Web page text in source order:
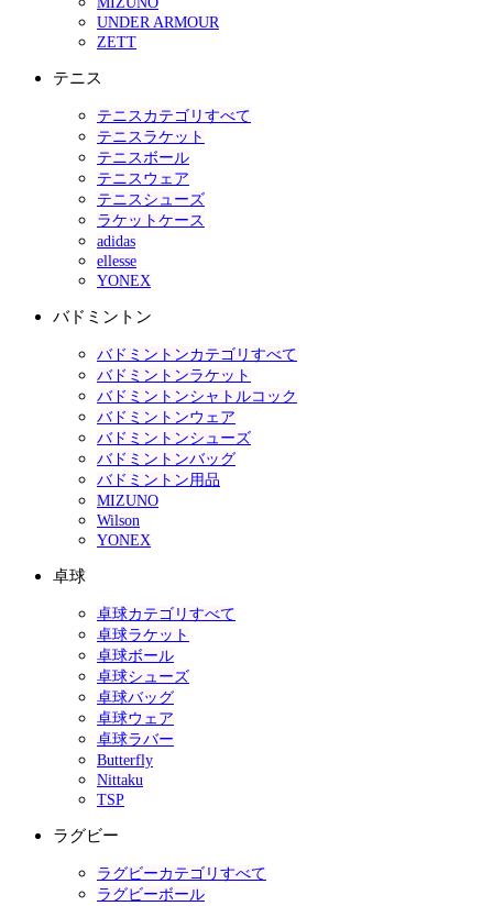
UNDER ARMOUR
ZETT
テニス
テニスカテゴリすべて
テニスラケット
テニスボール
テニスウェア
テニスシューズ
ラケットケース
adidas
ellesse
YONEX
バドミントン
バドミントンカテゴリすべて
バドミントンラケット
バドミントンシャトルコック
バドミントンウェア
バドミントンシューズ
バドミントンバッグ
バドミントン用品
MIZUNO
Wilson
YONEX
卓球
卓球カテゴリすべて
卓球ラケット
卓球ボール
卓球シューズ
卓球バッグ
卓球ウェア
卓球ラバー
Butterfly
Nittaku
TSP
ラグビー
ラグビーカテゴリすべて
ラグビーボール